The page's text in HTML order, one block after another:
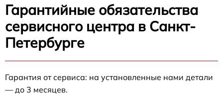
Гарантийные обязательства
сервисного центра в Санкт-
Петербурге
Гарантия от сервиса: на установленные нами детали
— до 3 месяцев.